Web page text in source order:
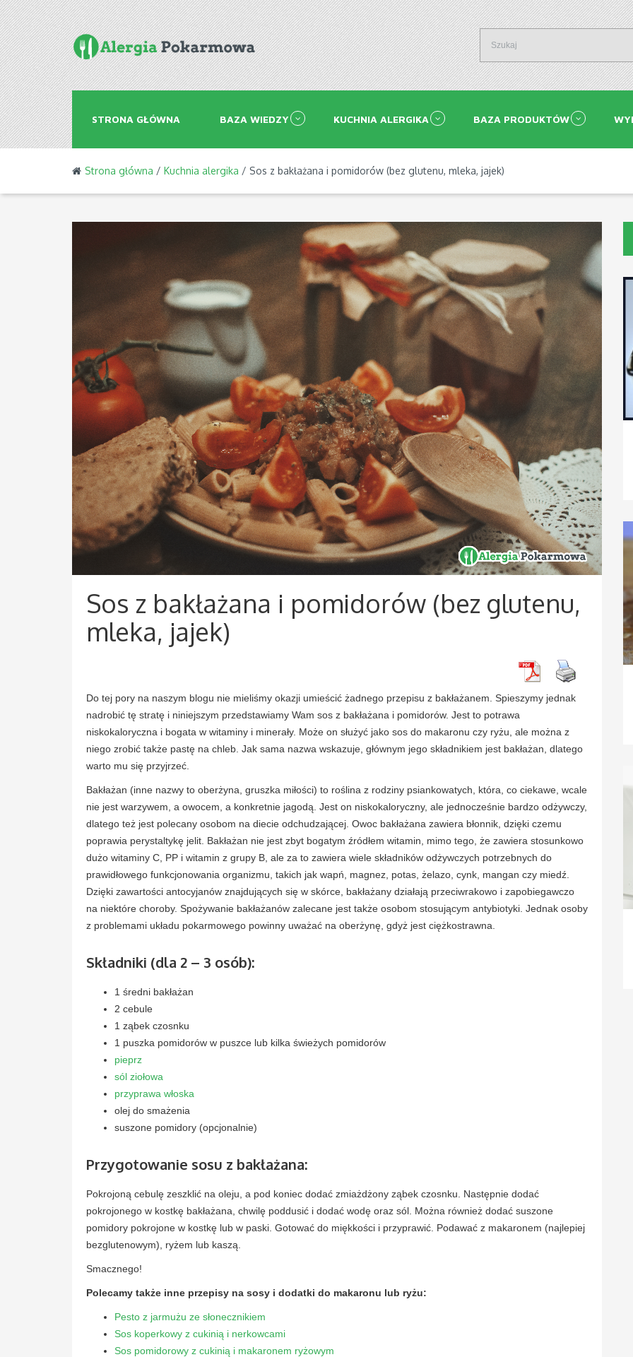
STRONA GŁÓWNA BAZA WIEDZY KUCHNIA ALERGIKA BAZA PRODUKTÓW
Strona główna / Kuchnia alergika / Sos z bakłażana i pomidorów (bez glutenu, mleka, jajek)
Sos z bakłażana i pomidorów (bez glutenu,
mleka, jajek)
Do tej pory na naszym blogu nie mieliśmy okazji umieścić żadnego przepisu z bakłażanem. Spieszymy jednak
nadrobić tę stratę i niniejszym przedstawiamy Wam sos z bakłażana i pomidorów. Jest to potrawa
niskokaloryczna i bogata w witaminy i minerały. Może on służyć jako sos do makaronu czy ryżu, ale można z
niego zrobić także pastę na chleb. Jak sama nazwa wskazuje, głównym jego składnikiem jest bakłażan, dlatego
warto mu się przyjrzeć.
Bakłażan (inne nazwy to oberżyna, gruszka miłości) to roślina z rodziny psiankowatych, która, co ciekawe, wcale
nie jest warzywem, a owocem, a konkretnie jagodą. Jest on niskokaloryczny, ale jednocześnie bardzo odżywczy,
dlatego też jest polecany osobom na diecie odchudzającej. Owoc bakłażana zawiera błonnik, dzięki czemu
poprawia perystaltykę jelit. Bakłażan nie jest zbyt bogatym źródłem witamin, mimo tego, że zawiera stosunkowo
dużo witaminy C, PP i witamin z grupy B, ale za to zawiera wiele składników odżywczych potrzebnych do
prawidłowego funkcjonowania organizmu, takich jak wapń, magnez, potas, żelazo, cynk, mangan czy miedź.
Dzięki zawartości antocyjanów znajdujących się w skórce, bakłażany działają przeciwrakowo i zapobiegawczo
na niektóre choroby. Spożywanie bakłażanów zalecane jest także osobom stosującym antybiotyki. Jednak osoby
z problemami układu pokarmowego powinny uważać na oberżynę, gdyż jest ciężkostrawna.
Składniki (dla 2 – 3 osób):
1 średni bakłażan
2 cebule
1 ząbek czosnku
1 puszka pomidorów w puszce lub kilka świeżych pomidorów
pieprz
sól ziołowa
przyprawa włoska
olej do smażenia
suszone pomidory (opcjonalnie)
Przygotowanie sosu z bakłażana:
Pokrojoną cebulę zeszklić na oleju, a pod koniec dodać zmiażdżony ząbek czosnku. Następnie dodać
pokrojonego w kostkę bakłażana, chwilę poddusić i dodać wodę oraz sól. Można również dodać suszone
pomidory pokrojone w kostkę lub w paski. Gotować do miękkości i przyprawić. Podawać z makaronem (najlepiej
bezglutenowym), ryżem lub kaszą.
Smacznego!
Polecamy także inne przepisy na sosy i dodatki do makaronu lub ryżu:
Pesto z jarmużu ze słonecznikiem
Sos koperkowy z cukinią i nerkowcami
Sos pomidorowy z cukinią i makaronem ryżowym